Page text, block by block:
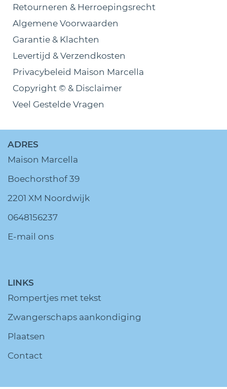
Retourneren & Herroepingsrecht
Algemene Voorwaarden
Garantie & Klachten
Levertijd & Verzendkosten
Privacybeleid Maison Marcella
Copyright © & Disclaimer
Veel Gestelde Vragen
ADRES
Maison Marcella
Boechorsthof 39
2201 XM Noordwijk
0648156237
E-mail ons
LINKS
Rompertjes met tekst
Zwangerschaps aankondiging
Plaatsen
Contact